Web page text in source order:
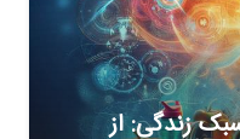
زندگی: از